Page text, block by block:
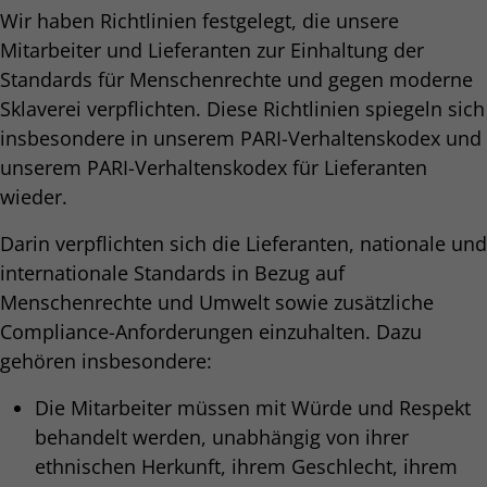
Wir haben Richtlinien festgelegt, die unsere
Mitarbeiter und Lieferanten zur Einhaltung der
Standards für Menschenrechte und gegen moderne
Sklaverei verpflichten. Diese Richtlinien spiegeln sich
insbesondere in unserem PARI-Verhaltenskodex und
unserem PARI-Verhaltenskodex für Lieferanten
wieder.
Darin verpflichten sich die Lieferanten, nationale und
internationale Standards in Bezug auf
Menschenrechte und Umwelt sowie zusätzliche
Compliance-Anforderungen einzuhalten. Dazu
gehören insbesondere:
Die Mitarbeiter müssen mit Würde und Respekt
behandelt werden, unabhängig von ihrer
ethnischen Herkunft, ihrem Geschlecht, ihrem